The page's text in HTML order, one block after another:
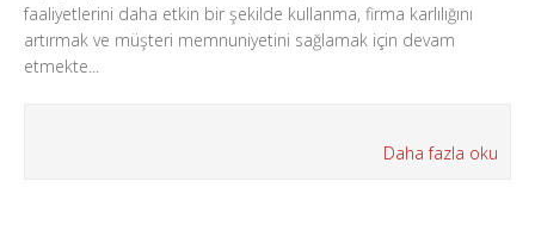
faaliyetlerini daha etkin bir şekilde kullanma, firma karlılığını
artırmak ve müşteri memnuniyetini sağlamak için devam
etmekte...
Daha fazla oku